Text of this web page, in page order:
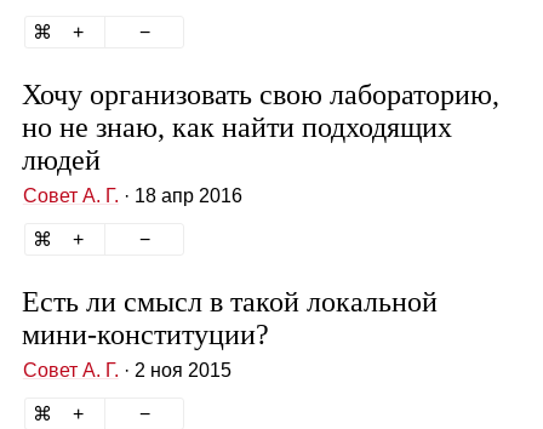
Хочу организовать свою лабораторию,
но не знаю, как найти подходящих
людей
Совет А. Г. · 18 апр 2016
Есть ли смысл в такой локальной
мини‑конституции?
Совет А. Г. · 2 ноя 2015